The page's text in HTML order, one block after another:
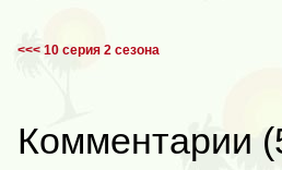
<<< 10 серия 2 сезона
Комментарии (